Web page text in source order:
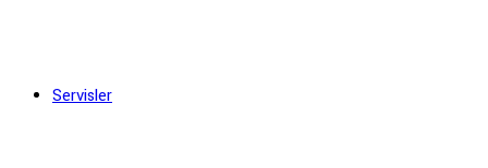
Servisler